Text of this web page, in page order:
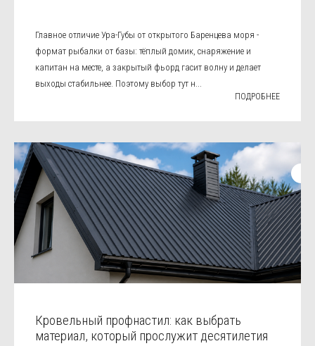
Главное отличие Ура-Губы от открытого Баренцева моря -
формат рыбалки от базы: тёплый домик, снаряжение и
капитан на месте, а закрытый фьорд гасит волну и делает
выходы стабильнее. Поэтому выбор тут н...
ПОДРОБНЕЕ
Кровельный профнастил: как выбрать
материал, который прослужит десятилетия